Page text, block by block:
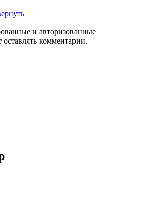
и авторизованные
оставлять комментарии.